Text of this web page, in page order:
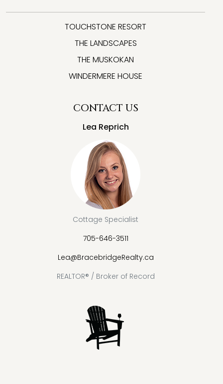
TOUCHSTONE RESORT
THE LANDSCAPES
THE MUSKOKAN
WINDERMERE HOUSE
CONTACT US
Lea Reprich
Cottage Specialist
705-646-3511
Lea@BracebridgeRealty.ca
REALTOR® / Broker of Record